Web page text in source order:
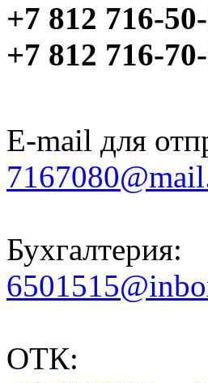
+7 812 716-
+7 812 716-
E-mail для
Бухгалтерия:
ОТК: